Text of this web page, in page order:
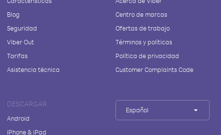
Blog
Seguridad
Viber Out
Tarifas
Asistencia técnica
Centro de marcas
Ofertas de trabajo
Términos y políticas
Política de privacidad
Customer Complaints Code
DESCARGAR
Android
iPhone & iPad
Español